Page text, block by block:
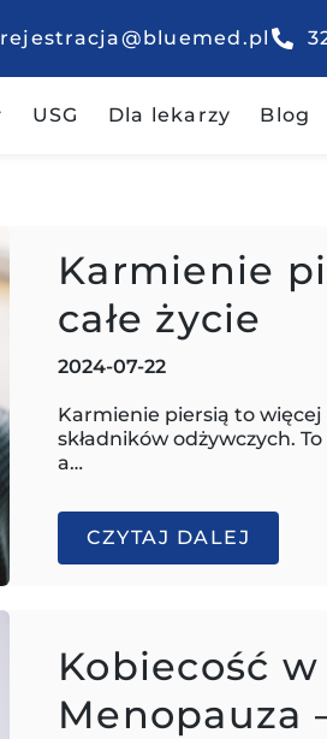
rejestracja@bluemed.pl
USG Dla lekarzy Blog
Karmienie
całe życie
2024-07-22
Karmienie piersią to
składników odżywczych.
a…
CZYTAJ DALEJ
Kobiecość
Menopauza